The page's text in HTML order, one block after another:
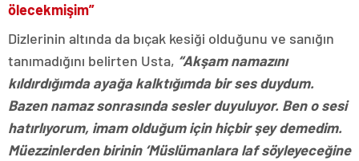
ölecekmişim”
Dizlerinin altında da bıçak kesiği olduğunu ve sanığın
tanımadığını belirten Usta, “Akşam namazını
kıldırdığımda ayağa kalktığımda bir ses duydum.
Bazen namaz sonrasında sesler duyuluyor. Ben o sesi
hatırlıyorum, imam olduğum için hiçbir şey demedim.
Müezzinlerden birinin ‘Müslümanlara laf söyleyeceğine